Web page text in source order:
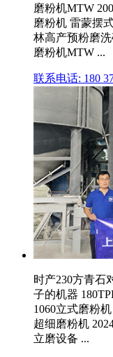
磨粉机MTW
磨粉机 雷蒙摆
林高产预粉磨
磨粉机MTW ...
联系电话: 180
时产230方青石
子的机器
1060立式磨粉
超细磨粉机
立磨设备 ...